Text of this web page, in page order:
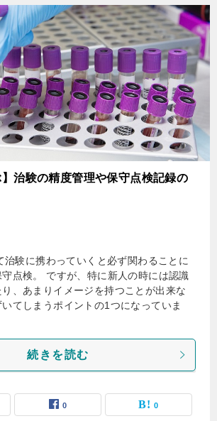
】治験の精度管理や保守点検記録の
治験に携わっていくと必ず関わることに
点検。 ですが、特に新人の時には認識
、あまりイメージを持つことが出来な
てしまうポイントの1つになっていま
続きを読む
0 0